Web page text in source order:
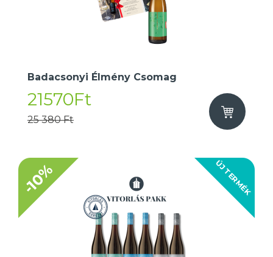
Badacsonyi Élmény Csomag
21570Ft
25 380 Ft
ÚJ TERMÉK
-10%